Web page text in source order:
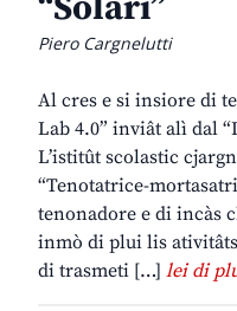
Piero Cargnelutti
Al cres e si insiore di
Lab 4.0” inviât alì dal
L’istitût scolastic
“Tenotatrice-
tenonadore e di incàs
inmò di plui lis
di trasmeti […] lei di